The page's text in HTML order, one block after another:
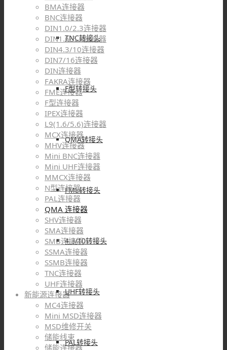
TNC转接头
F型转接头
QMA转接头
FME转接头
4.3/10转接头
UHF转接头
PAL转接头
BMA连接器
BNC连接器
DIN1.0/2.3连接器
DIN1.6/5.6连接器
DIN4.3/10连接器
DIN7/16连接器
DIN连接器
FAKRA连接器
FME连接器
F型连接器
IPEX连接器
L9(1.6/5.6)连接器
MCX连接器
MHV连接器
Mini BNC连接器
Mini UHF连接器
MMCX连接器
N型连接器
PAL连接器
QMA 连接器
SHV连接器
SMA连接器
SMB连接器
SSMA连接器
SSMB连接器
TNC连接器
UHF连接器
新能源连接器
MC4连接器
Mini MSD连接器
MSD维修开关
储能线束
储能连接器